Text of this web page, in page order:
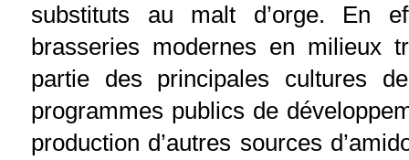
substituts au malt d’orge. En
brasseries modernes en milieux
partie des principales cultures
programmes publics de
production d’autres sources